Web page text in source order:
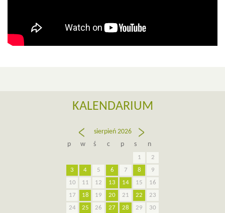
KALENDARIUM
sierpień 2026
p
w ś c p s n
1
2
3
4 5 6 7 8
9
10
11 12 13 14 15
16
17
18 19 20 21 22
23
24
25 26 27 28 29
30
«
lip
wrz